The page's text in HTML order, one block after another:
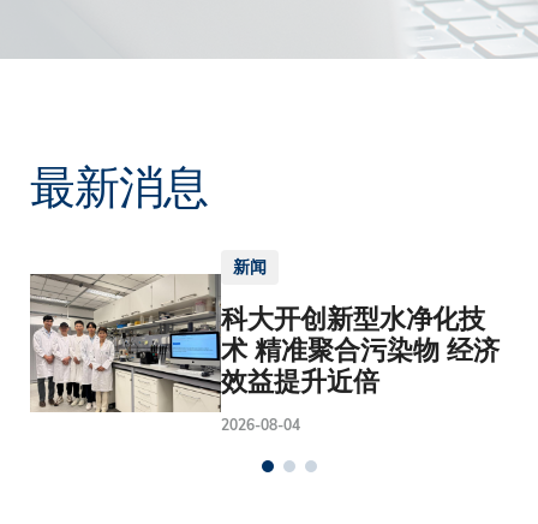
最新消息
新闻
科大开创新型水净化技
术 精准聚合污染物 经济
效益提升近倍
2026-08-04